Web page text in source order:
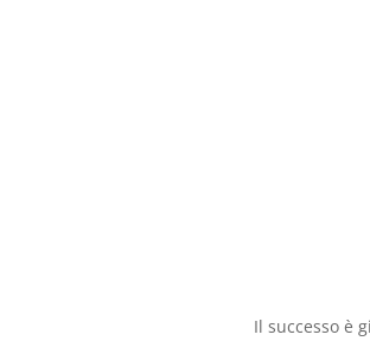
Il successo è